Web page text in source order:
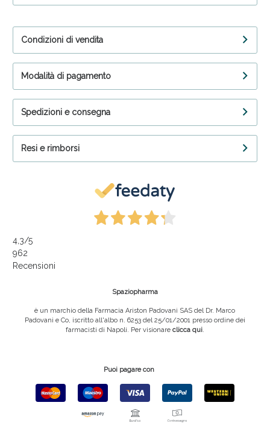
Condizioni di vendita
Modalità di pagamento
Spedizioni e consegna
Resi e rimborsi
4,3/5
962
Recensioni
Spaziopharma
è un marchio della Farmacia Ariston Padovani SAS del Dr. Marco
Padovani e Co, iscritto all'albo n. 6253 del 25/01/2001 presso ordine dei
farmacisti di Napoli. Per visionare clicca qui.
Puoi pagare con
Vie Urinarie e Prostata: Sconti fino al 45% oggi!